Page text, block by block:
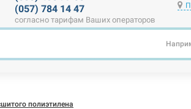
(057) 784 14 47
согласно тарифам Ваших операторов
полиэтилена